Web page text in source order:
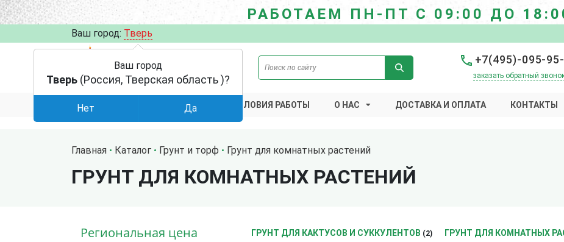
РАБОТАЕМ ПН-ПТ С 09:00 ДО
Ваш город: Тверь
+7(495)-095-
заказать обратный
АКЦИИ УСЛОВИЯ РАБОТЫ О НАС ДОСТАВКА И ОПЛАТА КОНТАКТЫ
Главная Каталог Грунт и торф Грунт для комнатных растений
ГРУНТ ДЛЯ КОМНАТНЫХ РАСТЕНИЙ
Региональная цена ГРУНТ ДЛЯ КАКТУСОВ И СУККУЛЕНТОВ (2) ГРУНТ ДЛЯ КОМНАТНЫХ
Ваш город
Тверь (Россия, Тверская область )?
Нет Да